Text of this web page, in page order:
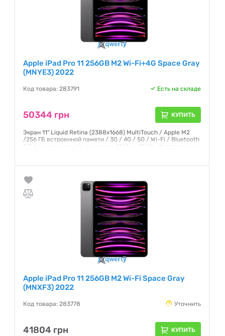
Apple iPad Pro 11 256GB M2 Wi-Fi+4G Space Gray
(MNYE3) 2022
Код товара: 283791 Есть на складе
50344 грн КУПИТЬ
Экран 11" Liquid Retina (2388x1668) MultiTouch / Apple M2
/256 ГБ встроенной памяти / 3G / 4G / 5G / Wi-Fi / Bluetooth
5.3 / основная двойная камера 12 Мп + 10 Мп, фронтальная
Гарантия:12 месяцев
Apple iPad Pro 11 256GB M2 Wi-Fi Space Gray
(MNXF3) 2022
Код товара: 283778 Уточнить
41804 грн КУПИТЬ